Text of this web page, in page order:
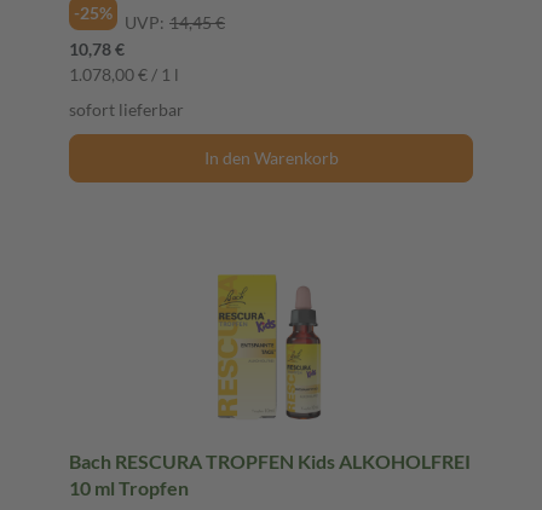
-25%
UVP: 14,45 €
10,78 €
1.078,00 € / 1 l
sofort lieferbar
In den Warenkorb
Bach RESCURA TROPFEN Kids ALKOHOLFREI
10 ml Tropfen